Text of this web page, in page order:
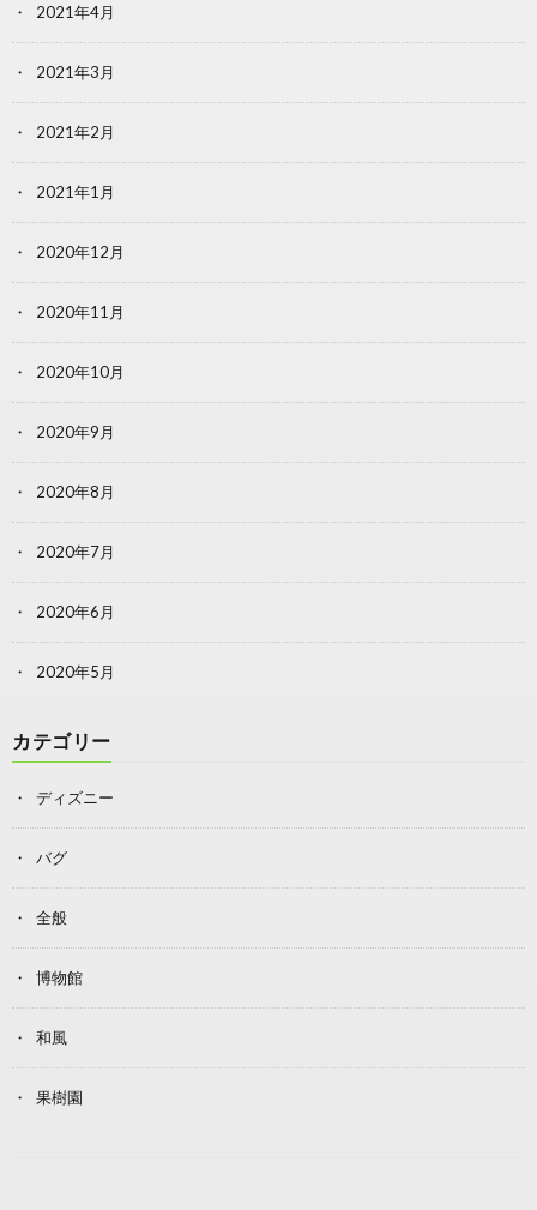
2021年4月
2021年3月
2021年2月
2021年1月
2020年12月
2020年11月
2020年10月
2020年9月
2020年8月
2020年7月
2020年6月
2020年5月
カテゴリー
ディズニー
バグ
全般
博物館
和風
果樹園